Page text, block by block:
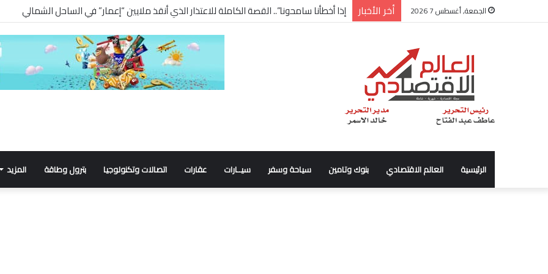
الجمعة, أغسطس 7 2026 أخر الأخبار إذا أخطأنا سامحونا”.. القصة الكاملة للاعتذار الذي أنقذ ملايين “إعمار” في الساحل الشمالي
الرئيسية العالم الاقتصادي بنوك وتامين سياحة وسفر سيــارات عقارات اتصالات وتكنولوجيا بترول وطاقة المزيد